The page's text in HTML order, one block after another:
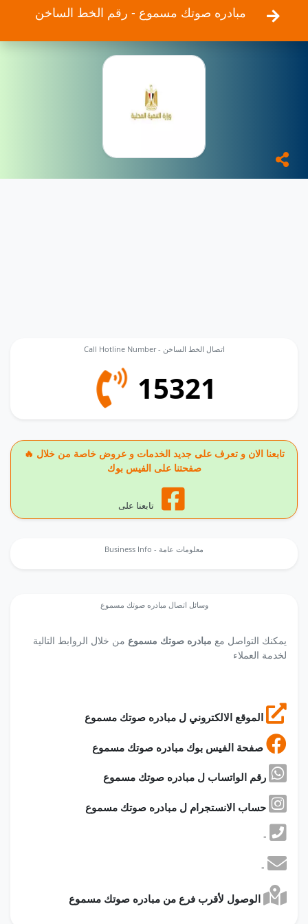
مبادره صوتك مسموع - رقم الخط الساخن
Call Hotline Number - اتصال الخط الساخن
15321
🔥 تابعنا الان و تعرف على جديد الخدمات و عروض خاصة من خلال
صفحتنا على الفيس بوك
تابعنا على
Business Info - معلومات عامة
وسائل اتصال مبادره صوتك مسموع
يمكنك التواصل مع مبادره صوتك مسموع من خلال الروابط التالية
لخدمة العملاء
-
-